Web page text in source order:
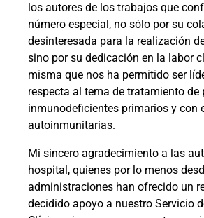
los autores de los trabajos que
número especial, no sólo por su
desinteresada para la realización
sino por su dedicación en la labor
misma que nos ha permitido ser
respecta al tema de tratamiento de
inmunodeficientes primarios y con
autoinmunitarias.
Mi sincero agradecimiento a las
hospital, quienes por lo menos
administraciones han ofrecido un
decidido apoyo a nuestro Servicio